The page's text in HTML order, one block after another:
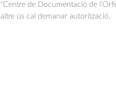
"Centre de Documentació de
altre ús cal demanar autorització.